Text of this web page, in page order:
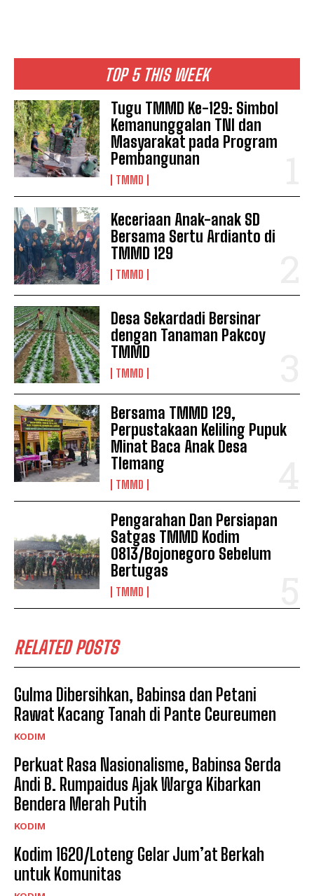
TOP 5 THIS WEEK
Tugu TMMD Ke-129: Simbol
Kemanunggalan TNI dan
Masyarakat pada Program
Pembangunan
TMMD
Keceriaan Anak-anak SD
Bersama Sertu Ardianto di
TMMD 129
TMMD
Desa Sekardadi Bersinar
dengan Tanaman Pakcoy
TMMD
TMMD
Bersama TMMD 129,
Perpustakaan Keliling Pupuk
Minat Baca Anak Desa
Tlemang
TMMD
Pengarahan Dan Persiapan
Satgas TMMD Kodim
0813/Bojonegoro Sebelum
Bertugas
TMMD
RELATED POSTS
Gulma Dibersihkan, Babinsa dan Petani
Rawat Kacang Tanah di Pante Ceureumen
KODIM
Perkuat Rasa Nasionalisme, Babinsa Serda
Andi B. Rumpaidus Ajak Warga Kibarkan
Bendera Merah Putih
KODIM
Kodim 1620/Loteng Gelar Jum’at Berkah
untuk Komunitas